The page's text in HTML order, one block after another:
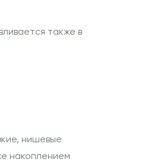
также в
нишевые
накоплением